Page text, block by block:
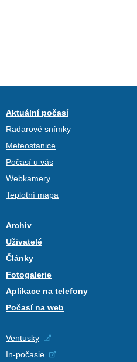
Aktuální počasí
Radarové snímky
Meteostanice
Počasí u vás
Webkamery
Teplotní mapa
Archiv
Uživatelé
Články
Fotogalerie
Aplikace na telefony
Počasí na web
Ventusky
In-počasie